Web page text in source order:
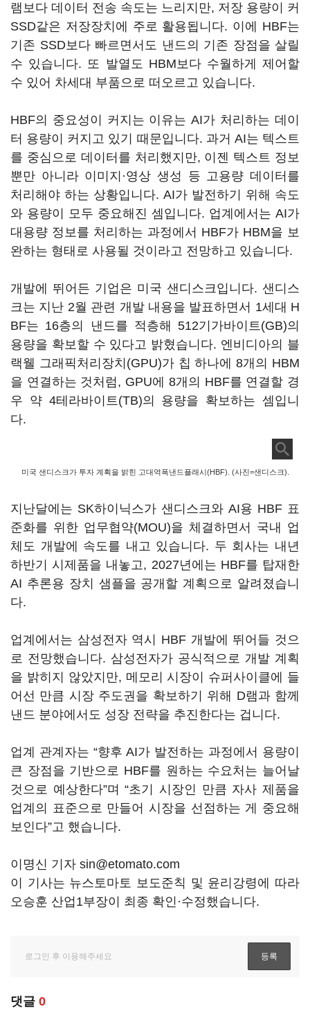
램보다 데이터 전송 속도는 느리지만, 저장 용량이 커
SSD같은 저장장치에 주로 활용됩니다. 이에 HBF는
기존 SSD보다 빠르면서도 낸드의 기존 장점을 살릴
수 있습니다. 또 발열도 HBM보다 수월하게 제어할
수 있어 차세대 부품으로 떠오르고 있습니다.
HBF의 중요성이 커지는 이유는 AI가 처리하는 데이
터 용량이 커지고 있기 때문입니다. 과거 AI는 텍스트
를 중심으로 데이터를 처리했지만, 이젠 텍스트 정보
뿐만 아니라 이미지·영상 생성 등 고용량 데이터를
처리해야 하는 상황입니다. AI가 발전하기 위해 속도
와 용량이 모두 중요해진 셈입니다. 업계에서는 AI가
대용량 정보를 처리하는 과정에서 HBF가 HBM을 보
완하는 형태로 사용될 것이라고 전망하고 있습니다.
개발에 뛰어든 기업은 미국 샌디스크입니다. 샌디스
크는 지난 2월 관련 개발 내용을 발표하면서 1세대 H
BF는 16층의 낸드를 적층해 512기가바이트(GB)의
용량을 확보할 수 있다고 밝혔습니다. 엔비디아의 블
랙웰 그래픽처리장치(GPU)가 칩 하나에 8개의 HBM
을 연결하는 것처럼, GPU에 8개의 HBF를 연결할 경
우 약 4테라바이트(TB)의 용량을 확보하는 셈입니
다.
미국 샌디스크가 투자 계획을 밝힌 고대역폭낸드플래시(HBF). (사진=샌디스크).
지난달에는 SK하이닉스가 샌디스크와 AI용 HBF 표
준화를 위한 업무협약(MOU)을 체결하면서 국내 업
체도 개발에 속도를 내고 있습니다. 두 회사는 내년
하반기 시제품을 내놓고, 2027년에는 HBF를 탑재한
AI 추론용 장치 샘플을 공개할 계획으로 알려졌습니
다.
업계에서는 삼성전자 역시 HBF 개발에 뛰어들 것으
로 전망했습니다. 삼성전자가 공식적으로 개발 계획
을 밝히지 않았지만, 메모리 시장이 슈퍼사이클에 들
어선 만큼 시장 주도권을 확보하기 위해 D램과 함께
낸드 분야에서도 성장 전략을 추진한다는 겁니다.
업계 관계자는 “향후 AI가 발전하는 과정에서 용량이
큰 장점을 기반으로 HBF를 원하는 수요처는 늘어날
것으로 예상한다”며 “초기 시장인 만큼 자사 제품을
업계의 표준으로 만들어 시장을 선점하는 게 중요해
보인다”고 했습니다.
이명신 기자 sin@etomato.com
이 기사는 뉴스토마토 보도준칙 및 윤리강령에 따라
오승훈 산업1부장이 최종 확인·수정했습니다.
댓글 0